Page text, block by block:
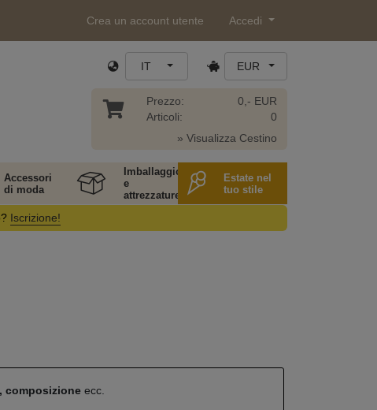
Crea un account utente Accedi
IT EUR
Prezzo:
Articoli:
0,- EUR
0
» Visualizza Cestino
Accessori
di moda
Imballaggio
e
attrezzature
Estate nel
tuo stile
Iscrizione!
composizioneecc.